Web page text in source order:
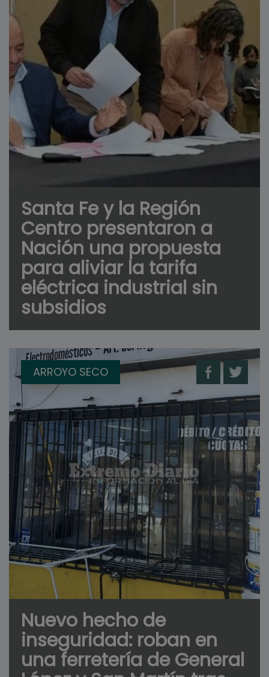
Santa Fe y la Región
Centro presentaron a
Nación una propuesta
para aliviar la tarifa
eléctrica industrial sin
subsidios
ARROYO SECO
Nuevo hecho de
inseguridad: roban en
una ferretería de General